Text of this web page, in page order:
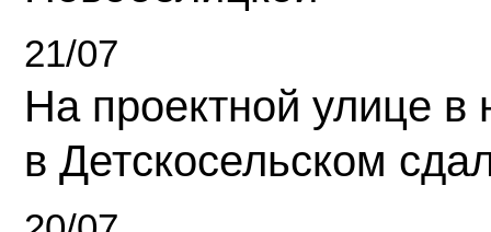
21/07
На проектной улице
в Детскосельском